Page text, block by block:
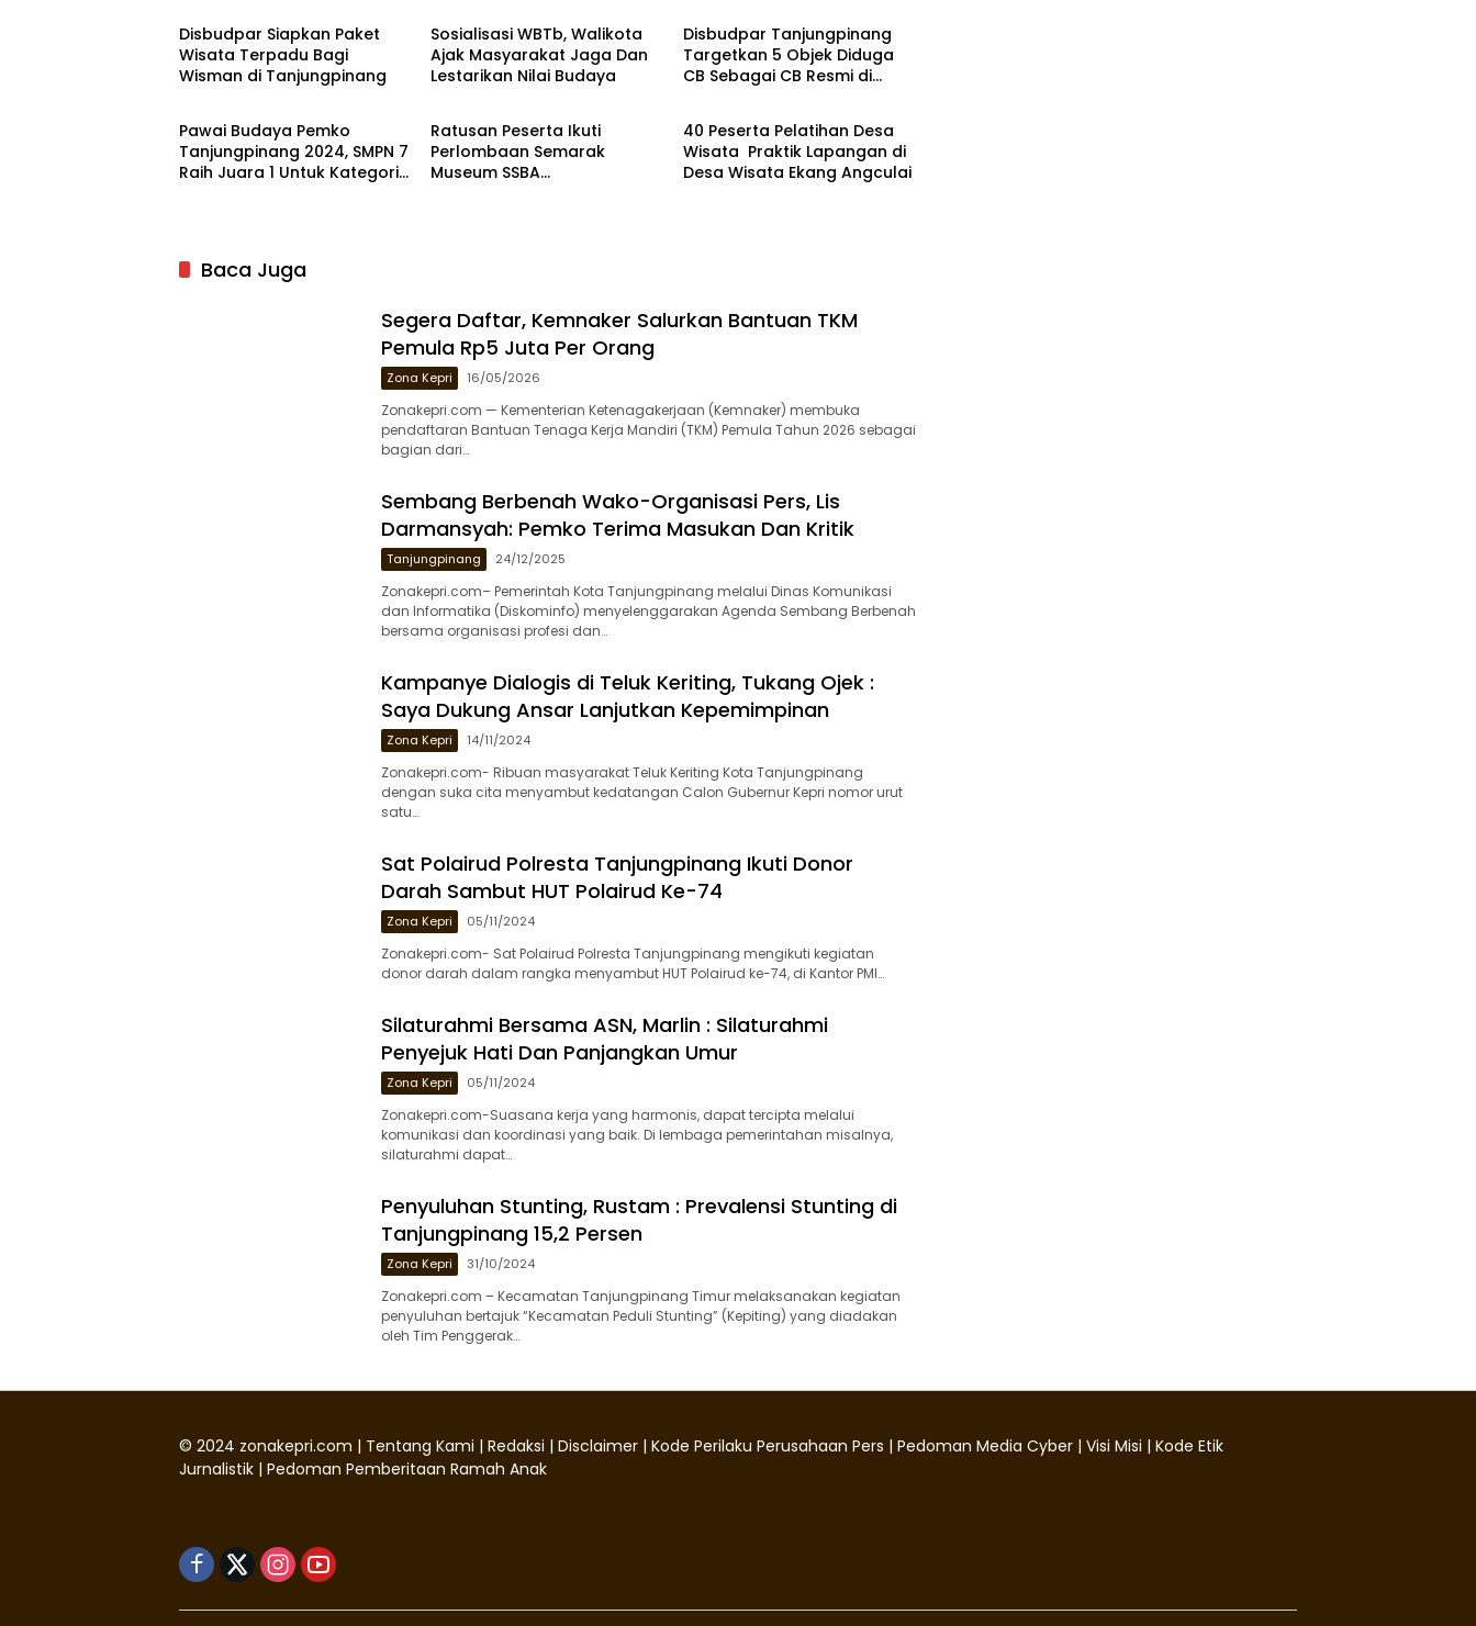
Disbudpar Siapkan Paket
Wisata Terpadu Bagi
Wisman di Tanjungpinang
Sosialisasi WBTb, Walikota
Ajak Masyarakat Jaga Dan
Lestarikan Nilai Budaya
Disbudpar Tanjungpinang
Targetkan 5 Objek Diduga
CB Sebagai CB Resmi di
Tanjungpinang
Pawai Budaya Pemko
Tanjungpinang 2024, SMPN 7
Raih Juara 1 Untuk Kategori
Wisata
Ratusan Peserta Ikuti
Perlombaan Semarak
Museum SSBA
Zona Kepri
40 Peserta Pelatihan Desa
Wisata Praktik Lapangan di
Desa Wisata Ekang Angculai
Baca Juga
Segera Daftar, Kemnaker Salurkan Bantuan TKM
Pemula Rp5 Juta Per Orang
Zona Kepri 16/05/2026
Zonakepri.com — Kementerian Ketenagakerjaan (Kemnaker) membuka
pendaftaran Bantuan Tenaga Kerja Mandiri (TKM) Pemula Tahun 2026 sebagai
bagian dari…
Sembang Berbenah Wako-Organisasi Pers, Lis
Darmansyah: Pemko Terima Masukan Dan Kritik
Tanjungpinang 24/12/2025
Zonakepri.com– Pemerintah Kota Tanjungpinang melalui Dinas Komunikasi
dan Informatika (Diskominfo) menyelenggarakan Agenda Sembang Berbenah
bersama organisasi profesi dan…
Kampanye Dialogis di Teluk Keriting, Tukang Ojek :
Saya Dukung Ansar Lanjutkan Kepemimpinan
Zona Kepri 14/11/2024
Zonakepri.com- Ribuan masyarakat Teluk Keriting Kota Tanjungpinang
dengan suka cita menyambut kedatangan Calon Gubernur Kepri nomor urut
satu…
Sat Polairud Polresta Tanjungpinang Ikuti Donor
Darah Sambut HUT Polairud Ke-74
Zona Kepri 05/11/2024
Zonakepri.com- Sat Polairud Polresta Tanjungpinang mengikuti kegiatan
donor darah dalam rangka menyambut HUT Polairud ke-74, di Kantor PMI…
Silaturahmi Bersama ASN, Marlin : Silaturahmi
Penyejuk Hati Dan Panjangkan Umur
Zona Kepri 05/11/2024
Zonakepri.com-Suasana kerja yang harmonis, dapat tercipta melalui
komunikasi dan koordinasi yang baik. Di lembaga pemerintahan misalnya,
silaturahmi dapat…
Penyuluhan Stunting, Rustam : Prevalensi Stunting di
Tanjungpinang 15,2 Persen
Zona Kepri 31/10/2024
Zonakepri.com – Kecamatan Tanjungpinang Timur melaksanakan kegiatan
penyuluhan bertajuk “Kecamatan Peduli Stunting” (Kepiting) yang diadakan
oleh Tim Penggerak…
© 2024 zonakepri.com | Tentang Kami | Redaksi | Disclaimer | Kode Perilaku Perusahaan Pers | Pedoman Media Cyber | Visi Misi | Kode Etik
Jurnalistik | Pedoman Pemberitaan Ramah Anak